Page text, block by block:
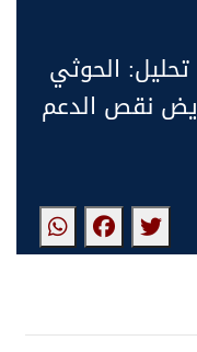
الحوثي
نقص الدعم